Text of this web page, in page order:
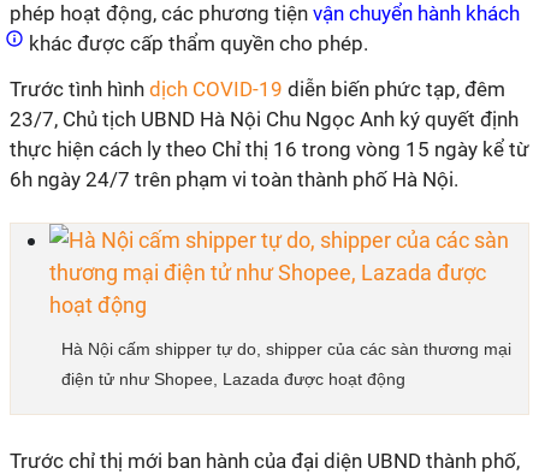
phép hoạt động, các phương tiện vận chuyển hành khách
khác được cấp thẩm quyền cho phép.
Trước tình hình dịch COVID-19 diễn biến phức tạp, đêm
23/7, Chủ tịch UBND Hà Nội Chu Ngọc Anh ký quyết định
thực hiện cách ly theo Chỉ thị 16 trong vòng 15 ngày kể từ
6h ngày 24/7 trên phạm vi toàn thành phố Hà Nội.
Hà Nội cấm shipper tự do, shipper của các sàn thương mại
điện tử như Shopee, Lazada được hoạt động
Trước chỉ thị mới ban hành của đại diện UBND thành phố,